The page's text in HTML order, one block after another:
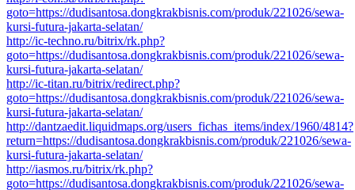
goto=https://dudisantosa.dongkrakbisnis.com/produk/221026/sewa-
kursi-futura-jakarta-selatan/
http://ic-techno.ru/bitrix/rk.php?
goto=https://dudisantosa.dongkrakbisnis.com/produk/221026/sewa-
kursi-futura-jakarta-selatan/
http://ic-titan.ru/bitrix/redirect.php?
goto=https://dudisantosa.dongkrakbisnis.com/produk/221026/sewa-
kursi-futura-jakarta-selatan/
http://dantzaedit.liquidmaps.org/users_fichas_items/index/1960/4814?
return=https://dudisantosa.dongkrakbisnis.com/produk/221026/sewa-
kursi-futura-jakarta-selatan/
http://iasmos.ru/bitrix/rk.php?
goto=https://dudisantosa.dongkrakbisnis.com/produk/221026/sewa-